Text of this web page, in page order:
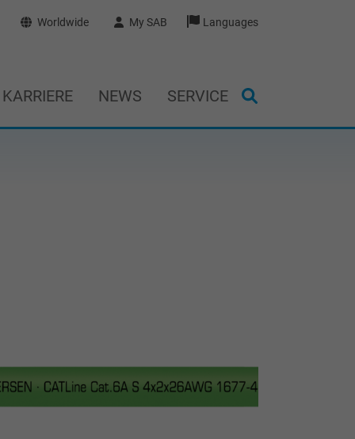
Worldwide My SAB Languages
KARRIERE NEWS SERVICE